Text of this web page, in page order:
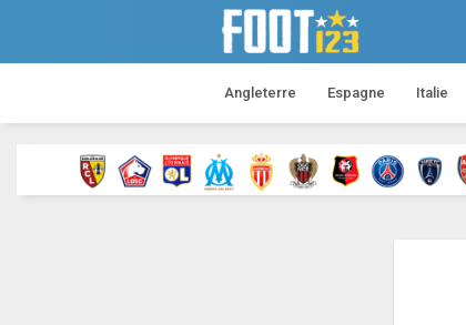
Angleterre Espagne Italie